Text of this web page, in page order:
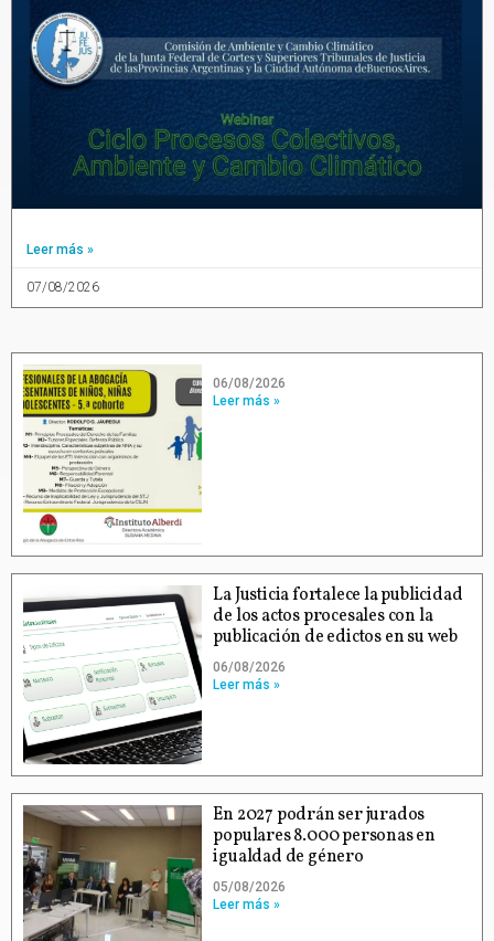
Leer más »
07/08/2026
06/08/2026
Leer más »
La Justicia fortalece la publicidad
de los actos procesales con la
publicación de edictos en su web
06/08/2026
Leer más »
En 2027 podrán ser jurados
populares 8.000 personas en
igualdad de género
05/08/2026
Leer más »